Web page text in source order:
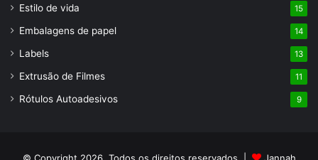
Estilo de vida 15
Embalagens de papel 14
Labels 13
Extrusão de Filmes 11
Rótulos Autoadesivos 9